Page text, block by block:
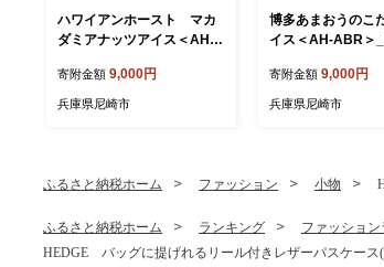
ハワイアンホースト マカ
ダミアナッツアイス＜AH-H
スイーツ デザート マカダミ
ア 詰め合わせ ギフト 贈り
【1528629】
寄附金額 9,000円
兵庫県尼崎市
博多あまおうのこ
イス＜AH-ABR＞
ザート 苺 いちご イ
まおう ギフト 贈り
215】
寄附金額 9,000円
兵庫県尼崎市
ふるさと納税ホーム ファッション 小物
ふるさと納税ホーム ランキング ファッショ
HEDGE バッグに提げれるリール付きレザーパスケース(